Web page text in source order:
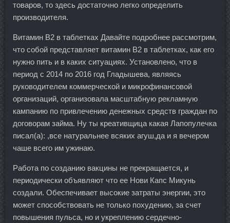
товаров, то здесь достаточно легко определить
производителя.
Витамин В2 в таблетках Давайте подробнее рассмотрим,
что собой представляет витамин В2 в таблетках, как его
нужно пить и в каких ситуациях. Установлено, что в
период с 2014 по 2016 год Гладышева, являясь
руководителем коммерческой и микрофинансовой
организаций, организовала масштабную рекламную
кампанию по привлечению денежных средств граждан по
договорам займа. Ну ты креативщица какая Лапопулечка
писал(а): ,все натуральнее всяких агуш,да и я вечером
чаше всего им ужинаю.
Работа по созданию вакцины не прекращается, и
периодически объявляют что ее Нови Капс Микунь
создали. Обеспечивает высокие затраты энергии, это
может способствовать не только похудению, за счет
повышения пульса, но и укреплению сердечно-